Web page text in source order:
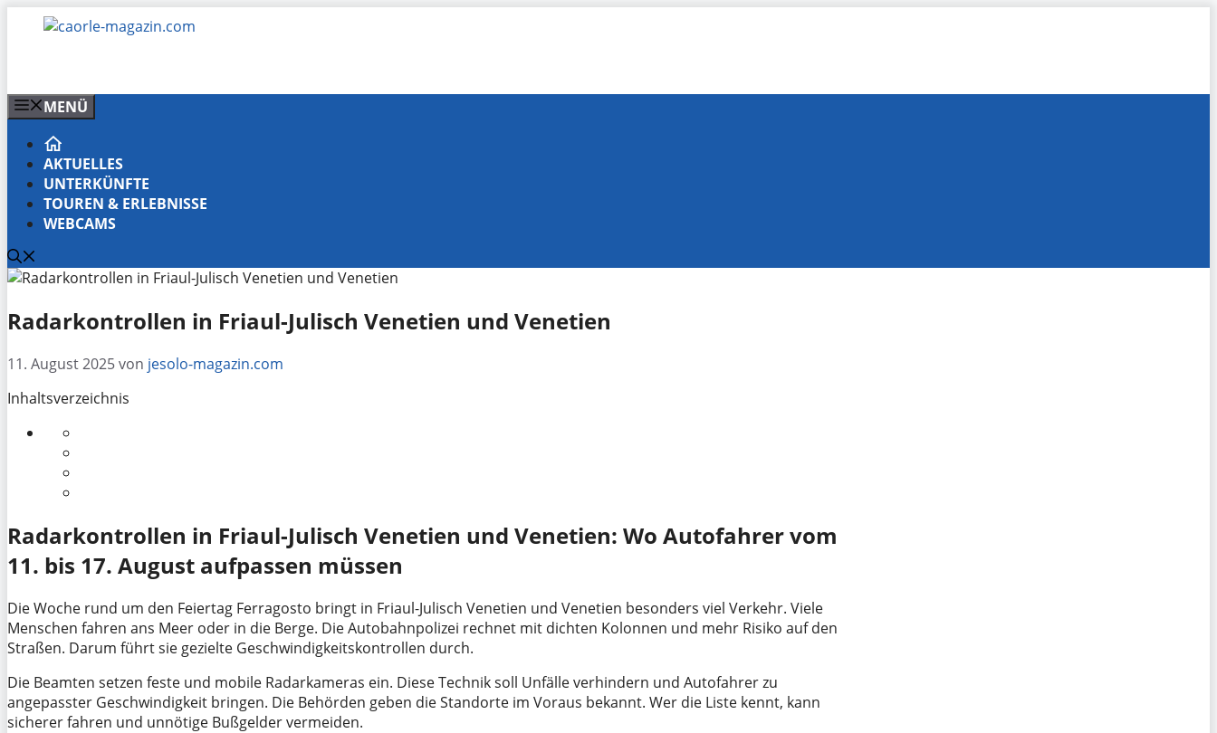
Inhalt
MENÜ
AKTUELLES
UNTERKÜNFTE
TOUREN & ERLEBNISSE
WEBCAMS
Radarkontrollen in Friaul-Julisch Venetien und Venetien
11. August 2025von jesolo-magazin.com
Inhaltsverzeichnis
Radarkontrollen in Friaul-Julisch Venetien und Venetien: Wo Autofahrer vom
11. bis 17. August aufpassen müssen
Die Woche rund um den Feiertag Ferragosto bringt in Friaul-Julisch Venetien und Venetien besonders viel Verkehr. Viele
Menschen fahren ans Meer oder in die Berge. Die Autobahnpolizei rechnet mit dichten Kolonnen und mehr Risiko auf den
Straßen. Darum führt sie gezielte Geschwindigkeitskontrollen durch.
Die Beamten setzen feste und mobile Radarkameras ein. Diese Technik soll Unfälle verhindern und Autofahrer zu
angepasster Geschwindigkeit bringen. Die Behörden geben die Standorte im Voraus bekannt. Wer die Liste kennt, kann
sicherer fahren und unnötige Bußgelder vermeiden.